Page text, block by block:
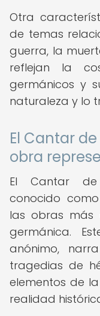
Otra
de temas
guerra, la
reflejan la
germánicos y
naturaleza y lo
El Cantar
obra
El Cantar de
conocido
las obras más
germánica.
anónimo,
tragedias de
elementos de
realidad